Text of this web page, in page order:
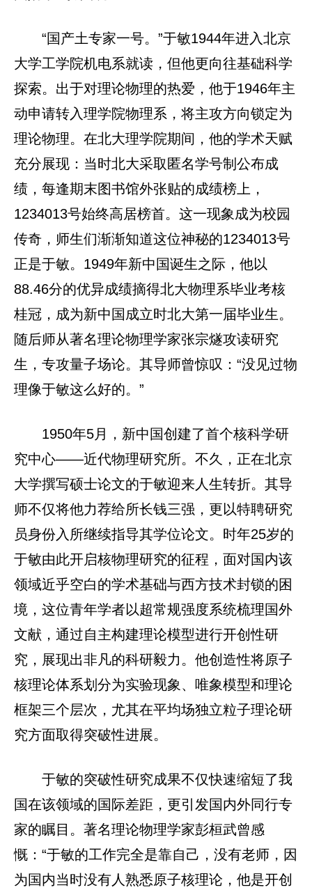
“国产土专家一号。”于敏1944年进入北京
大学工学院机电系就读，但他更向往基础科学
探索。出于对理论物理的热爱，他于1946年主
动申请转入理学院物理系，将主攻方向锁定为
理论物理。在北大理学院期间，他的学术天赋
充分展现：当时北大采取匿名学号制公布成
绩，每逢期末图书馆外张贴的成绩榜上，
1234013号始终高居榜首。这一现象成为校园
传奇，师生们渐渐知道这位神秘的1234013号
正是于敏。1949年新中国诞生之际，他以
88.46分的优异成绩摘得北大物理系毕业考核
桂冠，成为新中国成立时北大第一届毕业生。
随后师从著名理论物理学家张宗燧攻读研究
生，专攻量子场论。其导师曾惊叹：“没见过物
理像于敏这么好的。”
1950年5月，新中国创建了首个核科学研
究中心——近代物理研究所。不久，正在北京
大学撰写硕士论文的于敏迎来人生转折。其导
师不仅将他力荐给所长钱三强，更以特聘研究
员身份入所继续指导其学位论文。时年25岁的
于敏由此开启核物理研究的征程，面对国内该
领域近乎空白的学术基础与西方技术封锁的困
境，这位青年学者以超常规强度系统梳理国外
文献，通过自主构建理论模型进行开创性研
究，展现出非凡的科研毅力。他创造性将原子
核理论体系划分为实验现象、唯象模型和理论
框架三个层次，尤其在平均场独立粒子理论研
究方面取得突破性进展。
于敏的突破性研究成果不仅快速缩短了我
国在该领域的国际差距，更引发国内外同行专
家的瞩目。著名理论物理学家彭桓武曾感
慨：“于敏的工作完全是靠自己，没有老师，因
为国内当时没有人熟悉原子核理论，他是开创